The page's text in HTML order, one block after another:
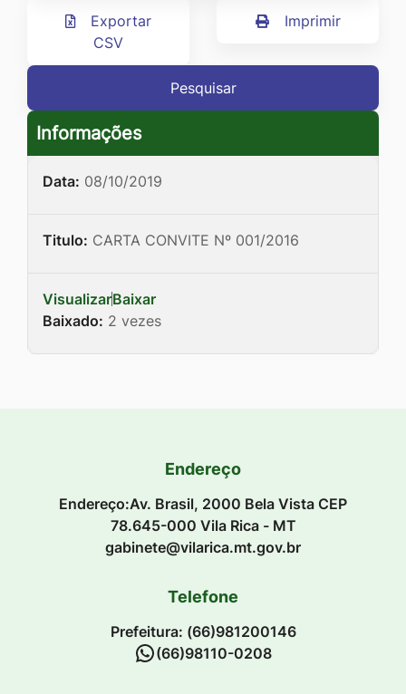
[alt+4]
Exportar
CSV
Imprimir
Pesquisar
Informações
Data: 08/10/2019
Titulo: CARTA CONVITE Nº 001/2016
VisualizarBaixar
Baixado: 2 vezes
Endereço
Endereço:Av. Brasil, 2000 Bela Vista CEP
78.645-000 Vila Rica - MT
gabinete@vilarica.mt.gov.br
Telefone
Prefeitura: (66)981200146
(66)98110-0208